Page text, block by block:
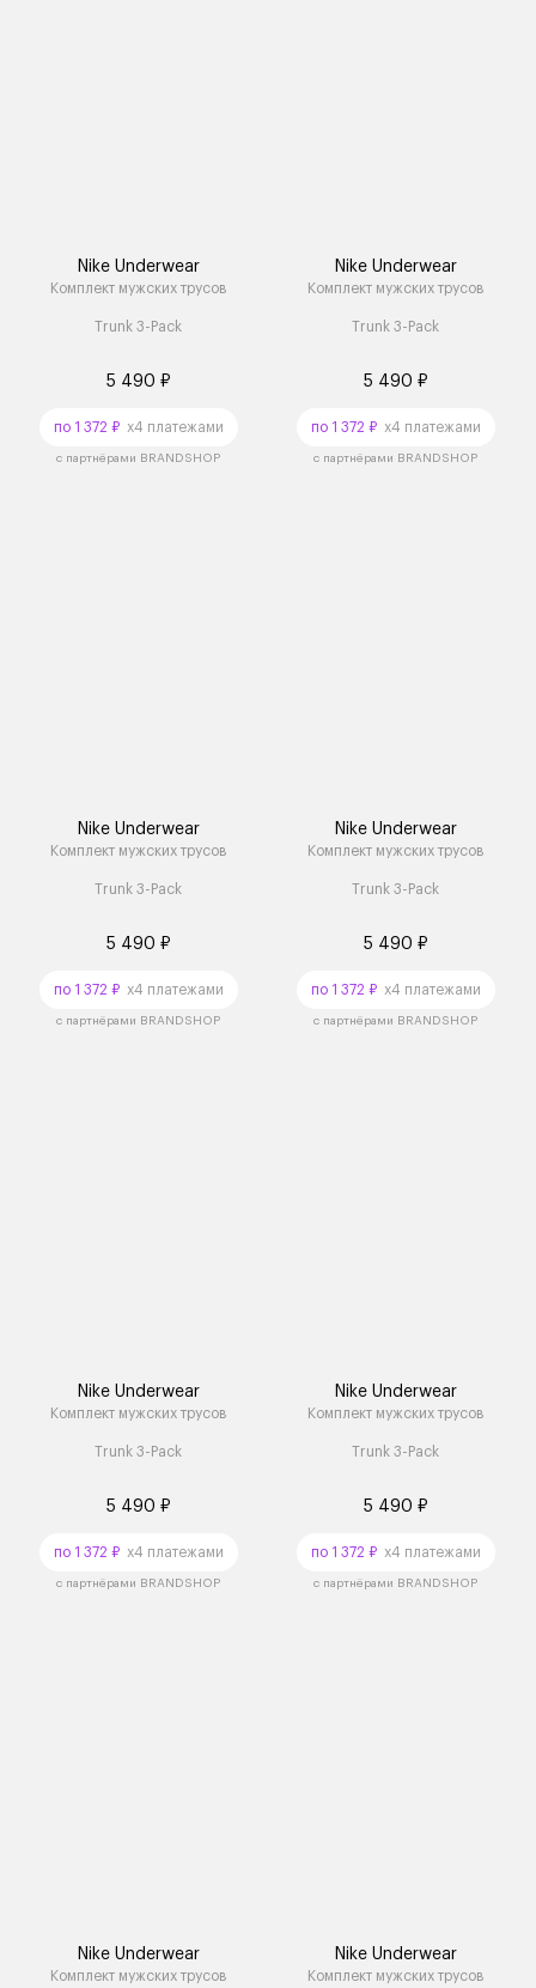
Nike Underwear
Комплект мужских трусов
Trunk 3-Pack
5 490 ₽
по 1 372 ₽x4 платежами
с партнёрами BRANDSHOP
Nike Underwear
Комплект мужских трусов
Trunk 3-Pack
5 490 ₽
по 1 372 ₽x4 платежами
с партнёрами BRANDSHOP
Nike Underwear
Комплект мужских трусов
Trunk 3-Pack
5 490 ₽
по 1 372 ₽x4 платежами
с партнёрами BRANDSHOP
Nike Underwear
Комплект мужских трусов
Trunk 3-Pack
5 490 ₽
по 1 372 ₽x4 платежами
с партнёрами BRANDSHOP
Nike Underwear
Комплект мужских трусов
Trunk 3-Pack
5 490 ₽
по 1 372 ₽x4 платежами
с партнёрами BRANDSHOP
Nike Underwear
Комплект мужских трусов
Trunk 3-Pack
5 490 ₽
по 1 372 ₽x4 платежами
с партнёрами BRANDSHOP
Nike Underwear
Комплект мужских трусов
Nike Underwear
Комплект мужских трусов